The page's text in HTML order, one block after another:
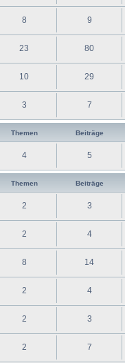
8 9
23 80
10 29
3 7
Themen Beiträge
4 5
Themen Beiträge
2 3
2 4
8 14
2 4
2 3
2 7